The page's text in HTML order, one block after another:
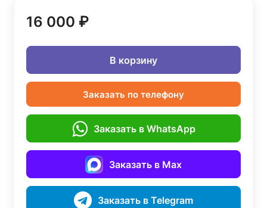
16 000 ₽
В корзину
Заказать по телефону
Заказать в WhatsApp
Заказать в Max
Заказать в Telegram